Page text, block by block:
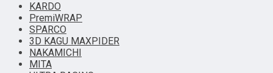
KARDO
PremiWRAP
SPARCO
3D KAGU MAXPIDER
NAKAMICHI
MITA